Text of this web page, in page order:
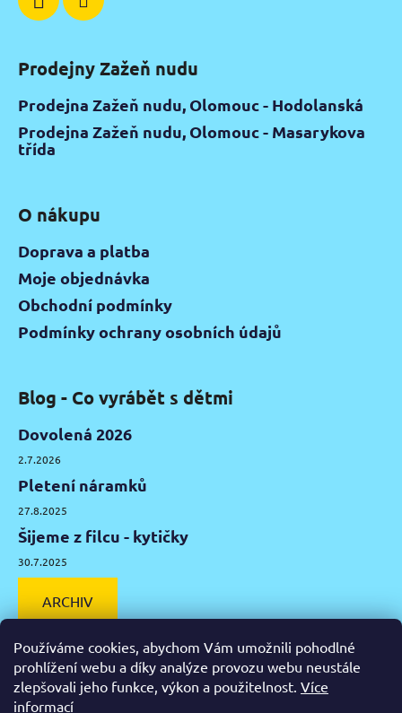
Používáme cookies, abychom Vám umožnili pohodlné
prohlížení webu a díky analýze provozu webu neustále
zlepšovali jeho funkce, výkon a použitelnost. Více
informací
Prodejny Zažeň nudu
Prodejna Zažeň nudu, Olomouc - Hodolanská
Prodejna Zažeň nudu, Olomouc - Masarykova
třída
O nákupu
Doprava a platba
Moje objednávka
Obchodní podmínky
Podmínky ochrany osobních údajů
Blog - Co vyrábět s dětmi
Dovolená 2026
2.7.2026
Pletení náramků
27.8.2025
Šijeme z filcu - kytičky
30.7.2025
ARCHIV
Facebook